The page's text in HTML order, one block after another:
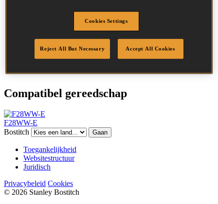
90 mm
Recht
Afwerking
G8
Hoeveelheid per box 2000
Compatibel gereedschap
F28WW-E
Bostitch
Gaan
Toegankelijkheid
Websitestructuur
Juridisch
Privacybeleid Cookies
© 2026 Stanley Bostitch
Cookies Settings
Reject All But Necessary Accept All Cookies